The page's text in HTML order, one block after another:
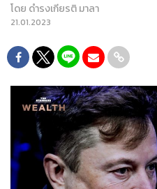
โดย ดำรงเกียรติ มาลา
21.01.2023